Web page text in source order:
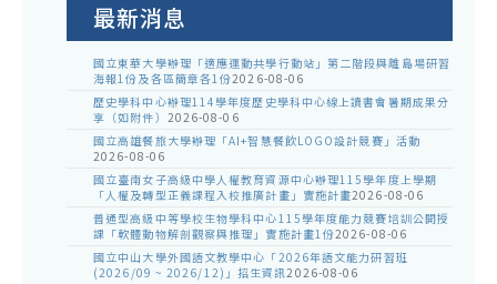
最新消息
國立東華大學辦理「適應運動共學行動站」第二階段與離島場研習
海報1份及各區簡章各1份2026-08-06
歷史學科中心辦理114學年度歷史學科中心線上讀書會暑期成果分
享（如附件） 2026-08-06
國立高雄餐旅大學辦理「AI+智慧餐飲LOGO設計競賽」活動
2026-08-06
國立臺南女子高級中學人權教育資源中心辦理115學年度上學期
「人權及轉型正義課程入校推廣計畫」實施計畫2026-08-06
普通型高級中等學校生物學科中心115學年度能力競賽培訓公開授
課「軟體動物解剖觀察與推理」實施計畫1份2026-08-06
國立中山大學外國語文教學中心「2026年語文能力研習班
(2026/09 ~ 2026/12)」招生資訊2026-08-06